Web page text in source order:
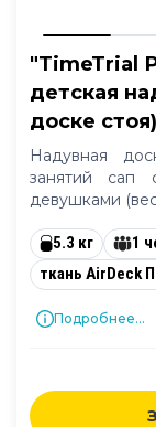
"TimeTrial
детская
доске стоя)
Надувная
занятий сап
девушками
5.3 кг 1
ткань AirDeck
Подробнее...